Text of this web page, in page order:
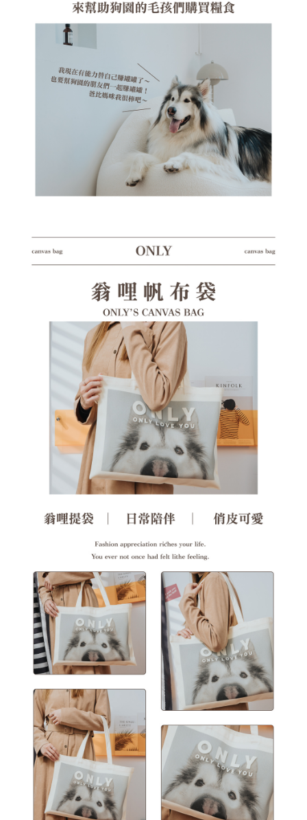
５．嚴禁一人註冊多個帳號或使用他人資訊註冊。若發現惡意使用之情形，
恩沛科技股份有限公司將有權停止該用戶之使用額度並採取法律行動。